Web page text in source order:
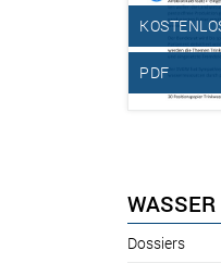
PDF
WASSER
Dossiers